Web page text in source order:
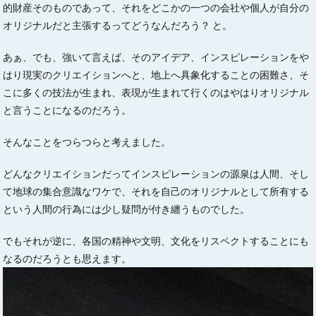
的財産そのものであって、それをどこかの一つの会社や個人が自分の
オリジナルだと主張するってどうなんだろう？ と。
あぁ、でも、強いて言えば、そのアイデア、インスピレーションをや
はり現実のクリエイションへと、地上へ具象化することの困難さ、そ
こに多くの技法が生まれ、表現が生まれて行くのはやはりオリジナル
と言うことになるのだろう。
そんなことをつらつらと考えました。
どんなクリエイションだってインスピレーションの源泉は人間、そし
て地球の集合意識なワケで、それを自己のオリジナルとして所有する
という人間の行為には少し疑問が付き纏うものでした。
でもそれが逆に、各国の精神や文明、文化をリスペクトすることにも
なるのだろうとも思えます。